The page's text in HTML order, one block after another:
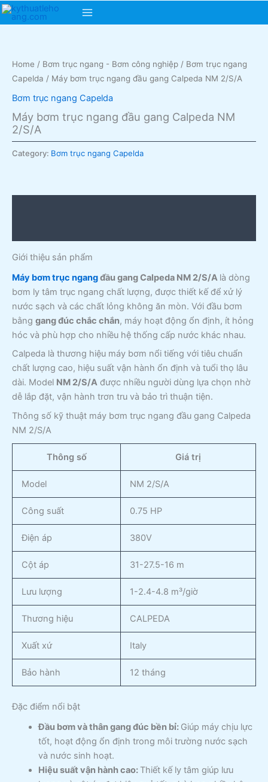
Skip
Main
Home / Bơm trục ngang - Bơm công nghiệp / Bơm trục ngang
Capelda / Máy bơm trục ngang đầu gang Calpeda NM 2/S/A
Bơm trục ngang Capelda
Máy bơm trục ngang đầu gang Calpeda NM
2/S/A
Category: Bơm trục ngang Capelda
Giới thiệu sản phẩm
Máy bơm trục ngangđầu gang Calpeda NM 2/S/A là dòng
bơm ly tâm trục ngang chất lượng, được thiết kế để xử lý
nước sạch và các chất lỏng không ăn mòn. Với đầu bơm
bằng gang đúc chắc chắn, máy hoạt động ổn định, ít hỏng
hóc và phù hợp cho nhiều hệ thống cấp nước khác nhau.
Calpeda là thương hiệu máy bơm nổi tiếng với tiêu chuẩn
chất lượng cao, hiệu suất vận hành ổn định và tuổi thọ lâu
dài. Model NM 2/S/A được nhiều người dùng lựa chọn nhờ
dễ lắp đặt, vận hành trơn tru và bảo trì thuận tiện.
Thông số kỹ thuật máy bơm trục ngang đầu gang Calpeda
NM 2/S/A
Thông số Giá trị
Model NM 2/S/A
Công suất 0.75 HP
Điện áp 380V
Cột áp 31-27.5-16 m
Lưu lượng 1-2.4-4.8 m³/giờ
Thương hiệu CALPEDA
Xuất xứ Italy
Bảo hành 12 tháng
Đặc điểm nổi bật
Đầu bơm và thân gang đúc bền bỉ: Giúp máy chịu lực
tốt, hoạt động ổn định trong môi trường nước sạch
và nước sinh hoạt.
Hiệu suất vận hành cao: Thiết kế ly tâm giúp lưu